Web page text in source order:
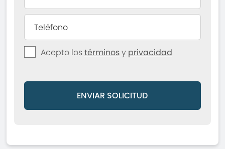
Acepto lostérminosy privacidad
ENVIAR SOLICITUD